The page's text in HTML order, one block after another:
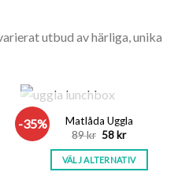
utbud av härliga, unika
-35% SLUT I LAGER
Matlåda Uggla
89kr Det
priset
var:
58krDet
priset
är:
VÄLJ ALTERNATIV